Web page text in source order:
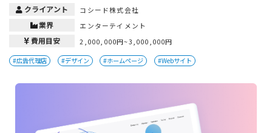
クライアント コシード株式会社
業界 エンターテイメント
費用目安 2,000,000円~3,000,000円
#広告代理店 #デザイン #ホームページ #Webサイト